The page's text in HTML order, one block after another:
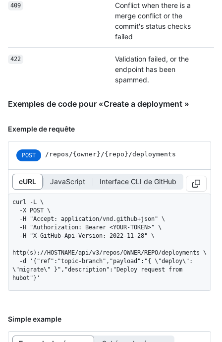
409
Conflict when there is a
merge conflict or the
commit's status checks
failed
422
Validation failed, or the
endpoint has been
spammed.
Exemples de code pour «Create a deployment »
Exemple de requête
POST /repos /{owner} /{repo} /deployments
cURL JavaScript Interface CLI de GitHub
curl -L \
http(s)://HOSTNAME/api/v3/repos/OWNER/REPO/deployments \
\"migrate\" }","description":"Deploy request from
hubot"}'
Simple example